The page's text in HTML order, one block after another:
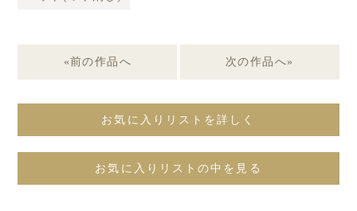
«前の作品へ 次の作品へ»
お気に入りリストを詳しく
お気に入りリストの中を見る